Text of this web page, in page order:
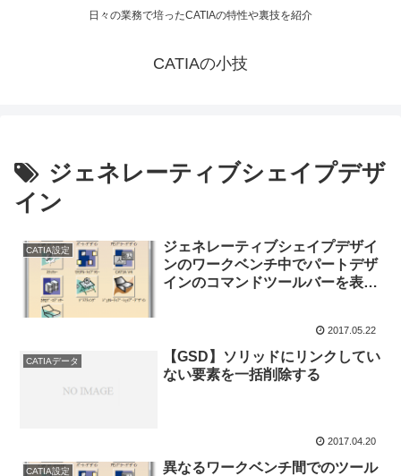
日々の業務で培ったCATIAの特性や裏技を紹介
CATIAの小技
ジェネレーティブシェイプデザ
イン
CATIA設定
ジェネレーティブシェイプデザイ
ンのワークベンチ中でパートデザ
インのコマンドツールバーを表示
2017.05.22
CATIAデータ
【GSD】ソリッドにリンクしてい
ない要素を一括削除する
2017.04.20
CATIA設定
異なるワークベンチ間でのツール